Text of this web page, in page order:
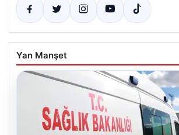
Yan Manşet